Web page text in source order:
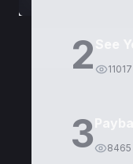
2 11017
3 8465